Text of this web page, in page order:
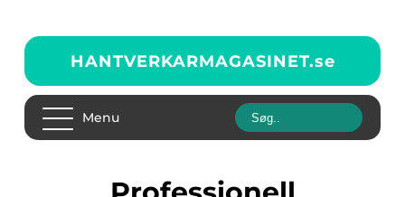
HANTVERKARMAGASINET.se
Menu